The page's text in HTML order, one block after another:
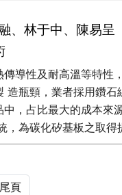
、林于中、陳易呈
導性及耐高溫等特
造瓶頸，業者採用鑽
，占比最大的成本
為碳化矽基板之取
頁